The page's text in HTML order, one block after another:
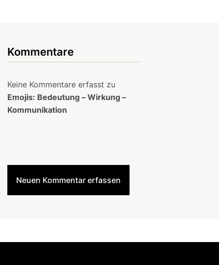
Kommentare
Keine Kommentare erfasst zu
Emojis: Bedeutung – Wirkung –
Kommunikation
Neuen Kommentar erfassen